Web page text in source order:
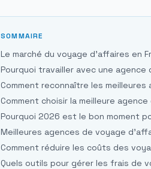
SOMMAIRE
Le marché du voyage d’affaires en
Pourquoi travailler avec une agence
Comment reconnaître les
Comment choisir la meilleure
Pourquoi 2026 est le bon moment
Meilleures agences de voyage
Comment réduire les coûts des
Quels outils pour gérer les frais de